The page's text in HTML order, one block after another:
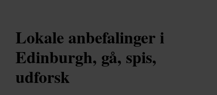
Lokale anbefalinger i
Edinburgh, gå, spis,
udforsk